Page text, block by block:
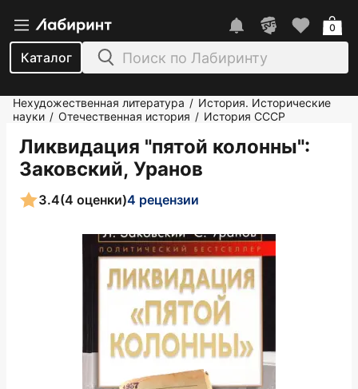
Каталог
0
Нехудожественная литература / История. Исторические
науки / Отечественная история / История СССР
Ликвидация "пятой колонны":
Заковский, Уранов
3.4(4 оценки)4 рецензии